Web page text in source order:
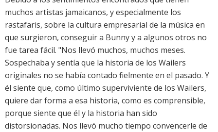
muchos artistas jamaicanos, y especialmente los
rastafaris, sobre la cultura empresarial de la música en
que surgieron, conseguir a Bunny y a algunos otros no
fue tarea fácil. "Nos llevó muchos, muchos meses.
Sospechaba y sentía que la historia de los Wailers
originales no se había contado fielmente en el pasado. Y
él siente que, como último superviviente de los Wailers,
quiere dar forma a esa historia, como es comprensible,
porque siente que él y la historia han sido
distorsionadas. Nos llevó mucho tiempo convencerle de